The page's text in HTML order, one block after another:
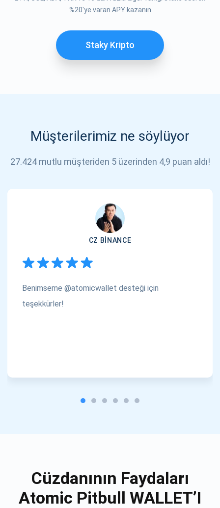
%20'ye varan APY kazanın
Staky Kripto
Müşterilerimiz ne söylüyor
27.424 mutlu müşteriden 5 üzerinden 4,9 puan aldı!
CZ BINANCE
Benimseme @atomicwallet desteği için
teşekkürler!
Cüzdanının Faydaları
Atomic Pitbull WALLET’I